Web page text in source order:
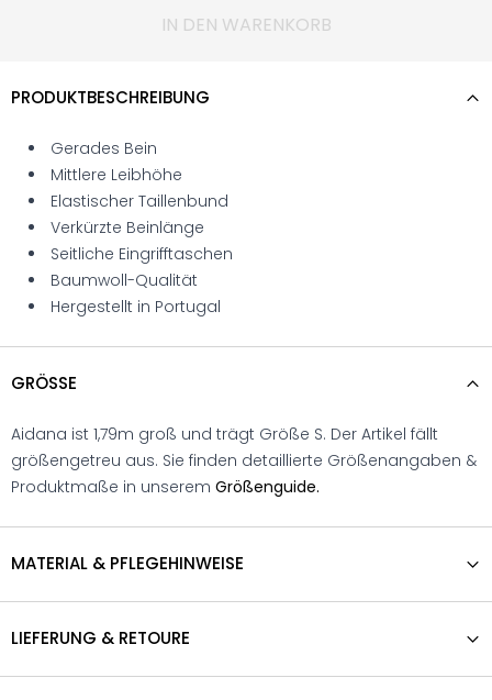
IN DEN WARENKORB
PRODUKTBESCHREIBUNG
Gerades Bein
Mittlere Leibhöhe
Elastischer Taillenbund
Verkürzte Beinlänge
Seitliche Eingrifftaschen
Baumwoll-Qualität
Hergestellt in Portugal
GRÖSSE
Aidana ist 1,79m groß und trägt Größe S. Der Artikel fällt
größengetreu aus. Sie finden detaillierte Größenangaben &
Produktmaße in unserem Größenguide.
MATERIAL & PFLEGEHINWEISE
LIEFERUNG & RETOURE